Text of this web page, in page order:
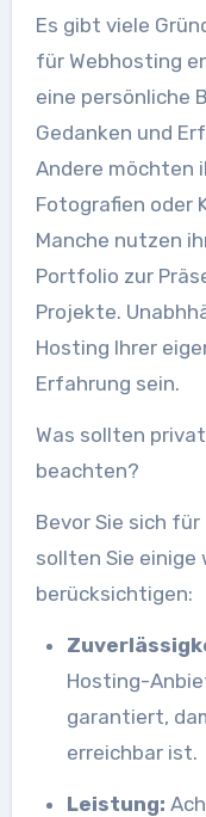
Es gibt viele
für Webhosting
eine persönliche
Gedanken und
Andere möchten
Fotografien oder
Manche nutzen
Portfolio zur
Projekte.
Hosting Ihrer
Erfahrung sein.
Was sollten
beachten?
Bevor Sie sich
sollten Sie
berücksichtigen:
Hosting-
garantiert,
erreichbar ist.
Leistung: